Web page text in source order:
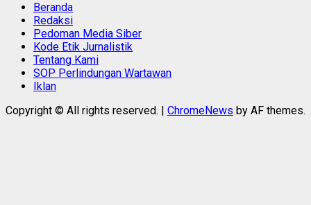
Beranda
Redaksi
Pedoman Media Siber
Kode Etik Jurnalistik
Tentang Kami
SOP Perlindungan Wartawan
Iklan
Copyright © All rights reserved.
ChromeNews by AF themes.